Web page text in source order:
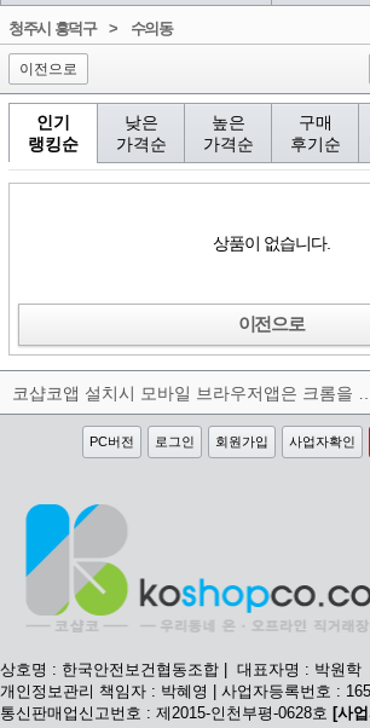
1
청주시 흥덕구> 수의동
이전으로
인기
랭킹순
낮은
가격순
높은
가격순
구매
후기순
상품이 없습니다.
이전으로
PC버전 로그인 회원가입 사업자확인
상호명 : 한국안전보건협동조합 | 대표자명 : 박원학
개인정보관리 책임자 : 박혜영 | 사업자등록번호 :
통신판매업신고번호 : 제2015-인천부평-0628호 [사